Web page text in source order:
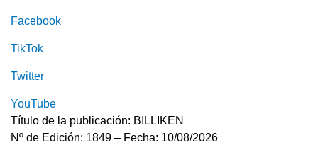
Facebook
TikTok
Twitter
YouTube
Título de la publicación: BILLIKEN
Nº de Edición: 1849 – Fecha: 10/08/2026